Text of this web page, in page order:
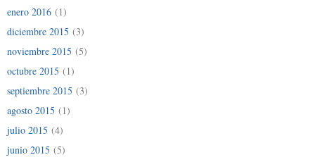
enero 2016 (1)
diciembre 2015 (3)
noviembre 2015 (5)
octubre 2015 (1)
septiembre 2015 (3)
agosto 2015 (1)
julio 2015 (4)
junio 2015 (5)